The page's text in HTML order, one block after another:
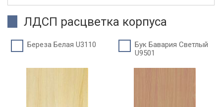
ЛДСП расцветка корпуса
Береза Белая U3110
Бук Бавария Светлый
U9501